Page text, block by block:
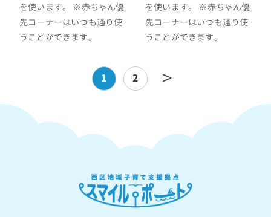
を使います。 ※赤ちゃん優
先コーナーはいつも通り使
うことができます。
を使います。 ※赤ちゃん優
先コーナーはいつも通り使
うことができます。
1 2 >